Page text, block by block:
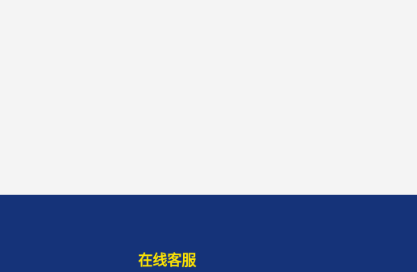
在线客服